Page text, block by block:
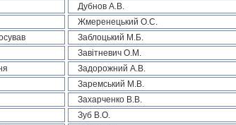
Дубнов А.В.
Жмеренецький О.С.
Заблоцький М.Б.
Завітневич О.М.
Задорожний А.В.
Заремський М.В.
Захарченко В.В.
Зуб В.О.